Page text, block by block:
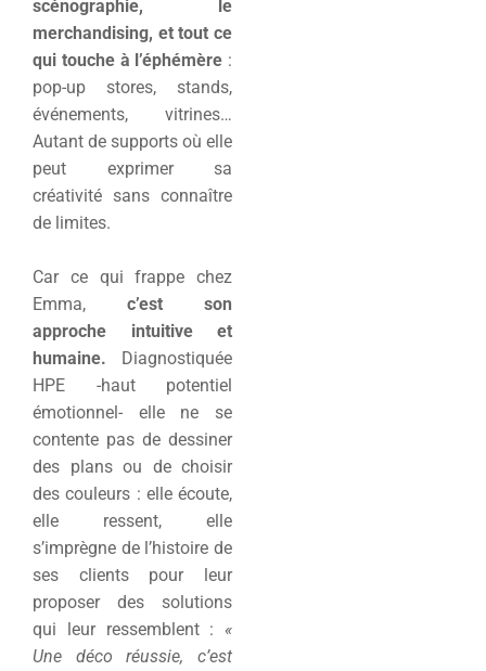
scénographie, le
merchandising, et tout ce
qui touche à l’éphémère :
pop-up stores, stands,
événements, vitrines…
Autant de supports où elle
peut exprimer sa
créativité sans connaître
de limites.
Car ce qui frappe chez
Emma, c’est son
approche intuitive et
humaine. Diagnostiquée
HPE -haut potentiel
émotionnel- elle ne se
contente pas de dessiner
des plans ou de choisir
des couleurs : elle écoute,
elle ressent, elle
s’imprègne de l’histoire de
ses clients pour leur
proposer des solutions
qui leur ressemblent : «
Une déco réussie, c’est